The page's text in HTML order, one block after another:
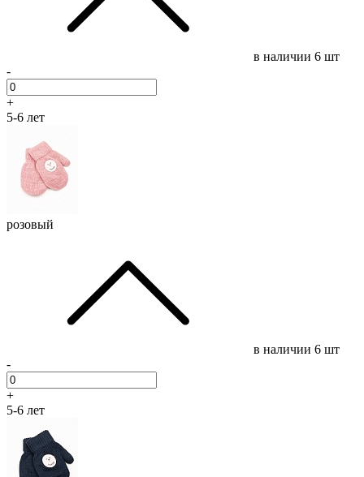
в наличии 6 шт
-
+
5-6 лет
розовый
в наличии 6 шт
-
+
5-6 лет